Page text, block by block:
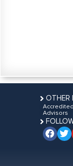
OTHER
Advisors